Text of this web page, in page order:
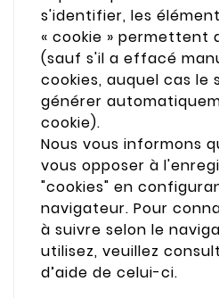
s'identifier, les
« cookie » permettent
(sauf s'il a effacé
cookies, auquel cas le
générer
cookie).
Nous vous informons
vous opposer à
"cookies" en
navigateur. Pour
à suivre selon le
utilisez, veuillez
d’aide de celui-ci.